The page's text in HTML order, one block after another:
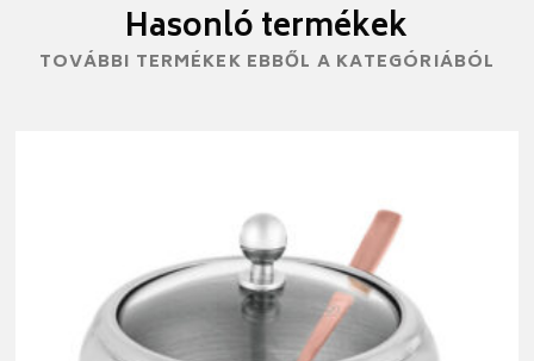
Hasonló termékek
TOVÁBBI TERMÉKEK EBBŐL A KATEGÓRIÁBÓL